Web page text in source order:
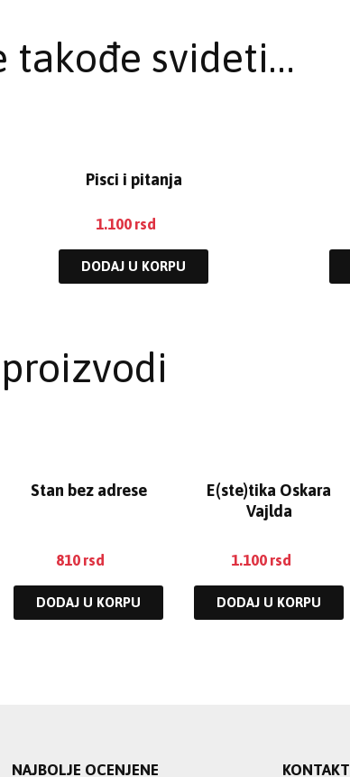
takođe svideti…
Pisci i pitanja
1.100 rsd
DODAJ U KORPU
Stan bez adrese
810 rsd
DODAJ U KORPU
E(ste)tika Oskara
Vajlda
1.100 rsd
DODAJ U KORPU
NAJBOLJE OCENJENE KONTAKT